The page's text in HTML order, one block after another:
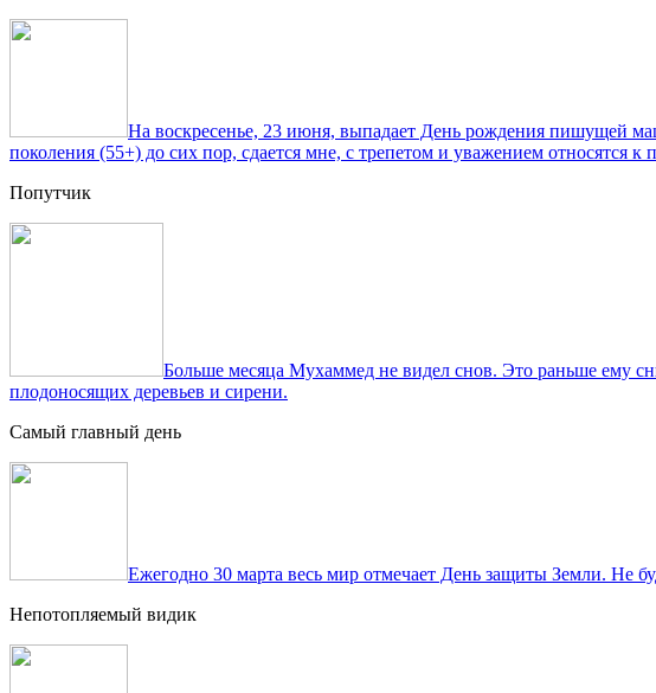
На воскресенье, 23 июня, выпадает День рождения пишущей
поколения (55+) до сих пор, сдается мне, с трепетом и уважением относятся
Попутчик
Больше месяца Мухаммед не видел снов. Это раньше ему
плодоносящих деревьев и сирени.
Самый главный день
Ежегодно 30 марта весь мир отмечает День защиты Земли. Не
Непотопляемый видик